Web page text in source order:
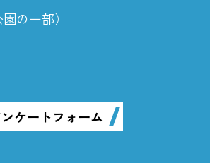
の一部）
ケートフォーム